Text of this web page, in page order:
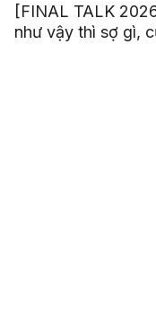
[FINAL TALK
như vậy thì sợ gì,